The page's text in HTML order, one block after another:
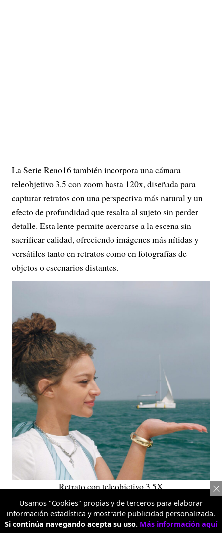
La Serie Reno16 también incorpora una cámara
teleobjetivo 3.5 con zoom hasta 120x, diseñada para
capturar retratos con una perspectiva más natural y un
efecto de profundidad que resalta al sujeto sin perder
detalle. Esta lente permite acercarse a la escena sin
sacrificar calidad, ofreciendo imágenes más nítidas y
versátiles tanto en retratos como en fotografías de
objetos o escenarios distantes.
Retrato con teleobjetivo 3.5X
Diseño de Planetas 3D Pop
Usamos "Cookies" propias y de terceros para elaborar
información estadística y mostrarle publicidad personalizada.
Si continúa navegando acepta su uso. Más información aquí